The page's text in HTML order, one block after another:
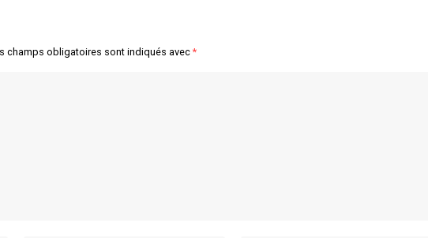
champs obligatoires sont indiqués avec*